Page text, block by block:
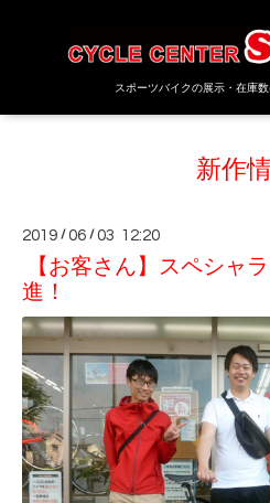
スポーツバイクの展示・在庫
新作
2019 /06 /03 12:20
【お客さん】スペシャ
進！